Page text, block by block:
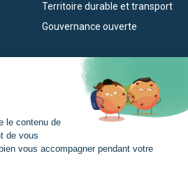
Territoire durable et transport
Gouvernance ouverte
L’Eurorégion
Qu’est-ce que l’Eurorégion ?
Actualités
Espace presse